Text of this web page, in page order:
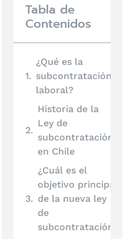
Tabla de
Contenidos
¿Qué es la
subcontratación
laboral?
Historia de la
Ley de
subcontratación
en Chile
¿Cuál es el
objetivo principal
de la nueva ley
de
subcontratación?